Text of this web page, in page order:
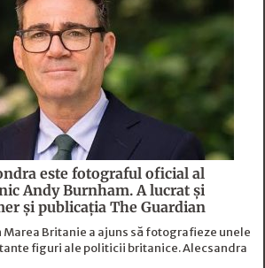
este fotograful oficial al
Andy Burnham. A lucrat și
și publicația The Guardian
Britanie a ajuns să fotografieze unele
figuri ale politicii britanice. Alecsandra